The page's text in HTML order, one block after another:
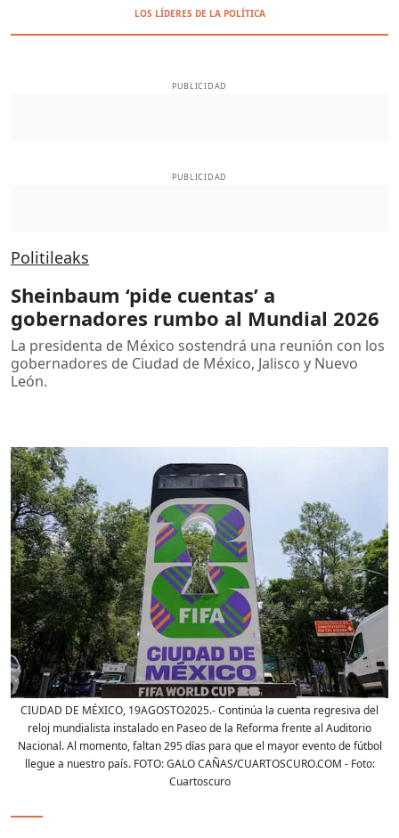
LOS LÍDERES DE LA POLÍTICA
PUBLICIDAD
PUBLICIDAD
Politileaks
Sheinbaum ‘pide cuentas’ a
gobernadores rumbo al Mundial 2026
La presidenta de México sostendrá una reunión con los
gobernadores de Ciudad de México, Jalisco y Nuevo
León.
CIUDAD DE MÉXICO, 19AGOSTO2025.- Continúa la cuenta regresiva del
reloj mundialista instalado en Paseo de la Reforma frente al Auditorio
Nacional. Al momento, faltan 295 días para que el mayor evento de fútbol
llegue a nuestro país. FOTO: GALO CAÑAS/CUARTOSCURO.COM - Foto:
Cuartoscuro